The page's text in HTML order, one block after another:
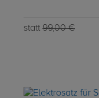
statt 99,00 €